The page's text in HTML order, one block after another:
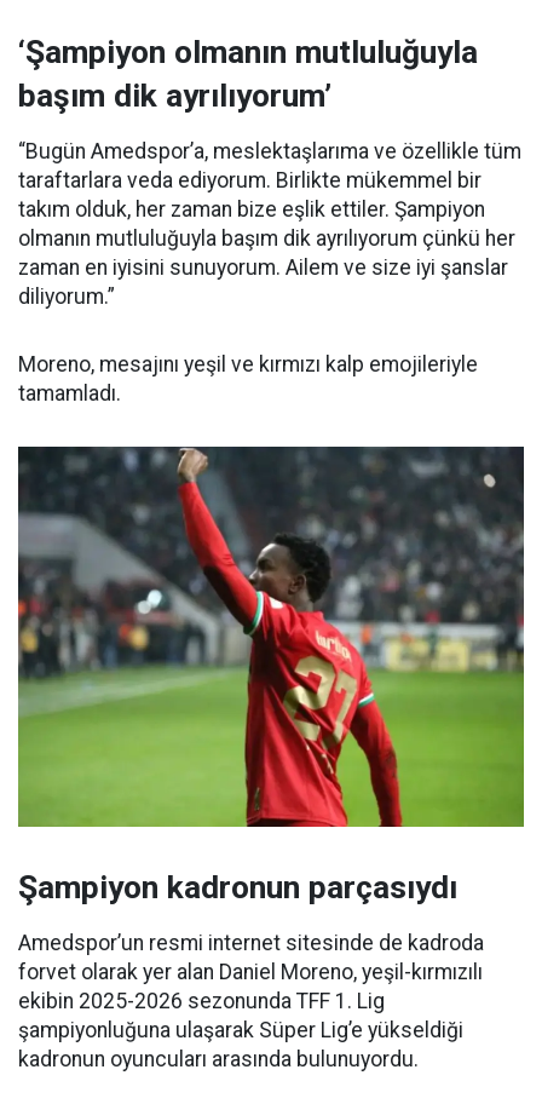
‘Şampiyon olmanın mutluluğuyla
başım dik ayrılıyorum’
“Bugün Amedspor’a, meslektaşlarıma ve özellikle tüm
taraftarlara veda ediyorum. Birlikte mükemmel bir
takım olduk, her zaman bize eşlik ettiler. Şampiyon
olmanın mutluluğuyla başım dik ayrılıyorum çünkü her
zaman en iyisini sunuyorum. Ailem ve size iyi şanslar
diliyorum.”
Moreno, mesajını yeşil ve kırmızı kalp emojileriyle
tamamladı.
Şampiyon kadronun parçasıydı
Amedspor’un resmi internet sitesinde de kadroda
forvet olarak yer alan Daniel Moreno, yeşil-kırmızılı
ekibin 2025-2026 sezonunda TFF 1. Lig
şampiyonluğuna ulaşarak Süper Lig’e yükseldiği
kadronun oyuncuları arasında bulunuyordu.